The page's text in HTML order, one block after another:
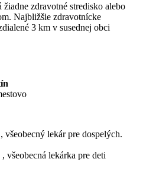
zdravotné stredisko alebo
Najbližšie zdravotnícke
3 km v susednej obci
lekár pre dospelých.
lekárka pre deti